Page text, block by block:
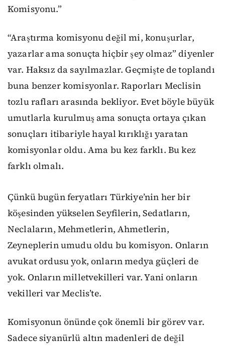
Komisyonu.”
“Araştırma komisyonu değil mi, konuşurlar,
yazarlar ama sonuçta hiçbir şey olmaz” diyenler
var. Haksız da sayılmazlar. Geçmişte de toplandı
buna benzer komisyonlar. Raporları Meclisin
tozlu rafları arasında bekliyor. Evet böyle büyük
umutlarla kurulmuş ama sonuçta ortaya çıkan
sonuçları itibariyle hayal kırıklığı yaratan
komisyonlar oldu. Ama bu kez farklı. Bu kez
farklı olmalı.
Çünkü bugün feryatları Türkiye’nin her bir
köşesinden yükselen Seyfilerin, Sedatların,
Neclaların, Mehmetlerin, Ahmetlerin,
Zeyneplerin umudu oldu bu komisyon. Onların
avukat ordusu yok, onların medya güçleri de
yok. Onların milletvekilleri var. Yani onların
vekilleri var Meclis’te.
Komisyonun önünde çok önemli bir görev var.
Sadece siyanürlü altın madenleri de değil